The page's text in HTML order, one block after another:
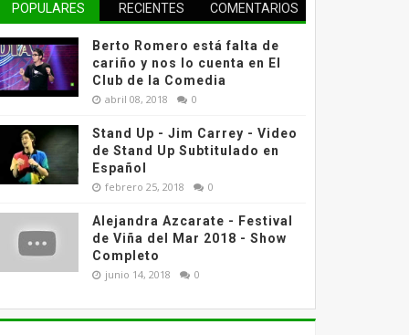
POPULARES RECIENTES COMENTARIOS
Berto Romero está falta de
cariño y nos lo cuenta en El
Club de la Comedia
abril 08, 2018 0
Stand Up - Jim Carrey - Video
de Stand Up Subtitulado en
Español
febrero 25, 2018 0
Alejandra Azcarate - Festival
de Viña del Mar 2018 - Show
Completo
junio 14, 2018 0